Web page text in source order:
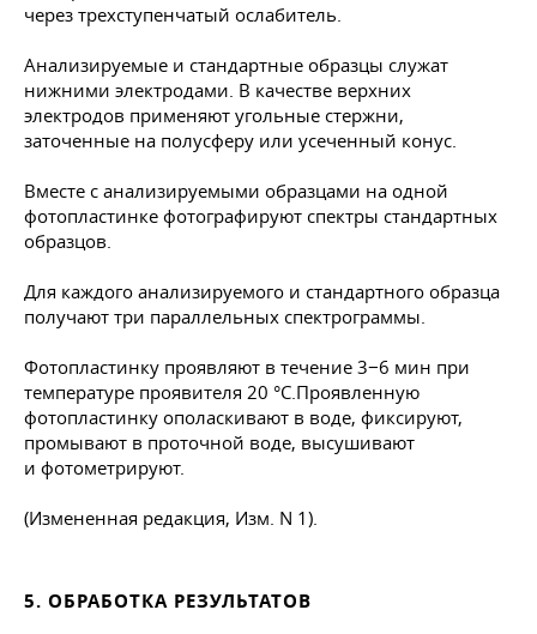
через трехступенчатый ослабитель.
Анализируемые и стандартные образцы служат
нижними электродами. В качестве верхних
электродов применяют угольные стержни,
заточенные на полусферу или усеченный конус.
Вместе с анализируемыми образцами на одной
фотопластинке фотографируют спектры стандартных
образцов.
Для каждого анализируемого и стандартного образца
получают три параллельных спектрограммы.
Фотопластинку проявляют в течение 3−6 мин при
температуре проявителя 20 °С.Проявленную
фотопластинку ополаскивают в воде, фиксируют,
промывают в проточной воде, высушивают
и фотометрируют.
(Измененная редакция, Изм. N 1).
5. ОБРАБОТКА РЕЗУЛЬТАТОВ